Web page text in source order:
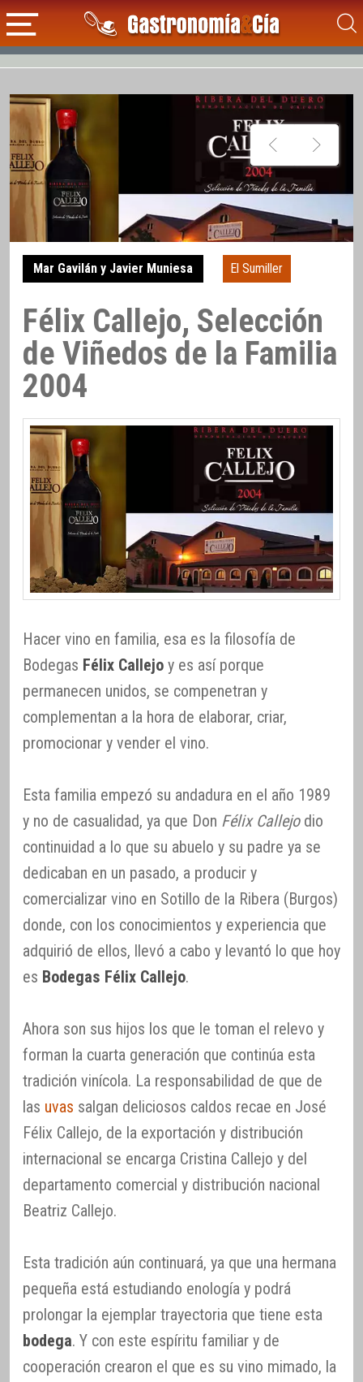
Mar Gavilán y Javier Muniesa El Sumiller
Félix Callejo, Selección
de Viñedos de la Familia
2004
Hacer vino en familia, esa es la filosofía de
Bodegas Félix Callejo y es así porque
permanecen unidos, se compenetran y
complementan a la hora de elaborar, criar,
promocionar y vender el vino.
Esta familia empezó su andadura en el año 1989
y no de casualidad, ya que Don Félix Callejodio
continuidad a lo que su abuelo y su padre ya se
dedicaban en un pasado, a producir y
comercializar vino en Sotillo de la Ribera (Burgos)
donde, con los conocimientos y experiencia que
adquirió de ellos, llevó a cabo y levantó lo que hoy
es Bodegas Félix Callejo.
Ahora son sus hijos los que le toman el relevo y
forman la cuarta generación que continúa esta
tradición vinícola. La responsabilidad de que de
las uvas salgan deliciosos caldos recae en José
Félix Callejo, de la exportación y distribución
internacional se encarga Cristina Callejo y del
departamento comercial y distribución nacional
Beatriz Callejo.
Esta tradición aún continuará, ya que una hermana
pequeña está estudiando enología y podrá
prolongar la ejemplar trayectoria que tiene esta
bodega. Y con este espíritu familiar y de
cooperación crearon el que es su vino mimado, la